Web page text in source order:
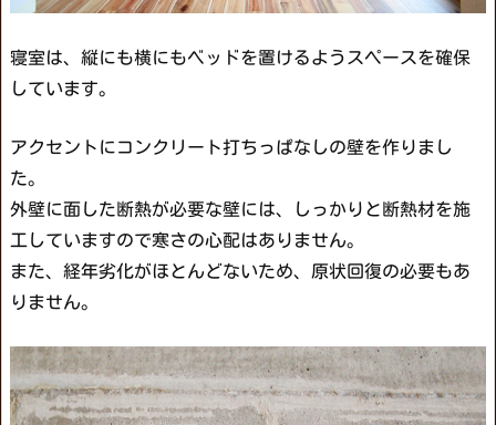
寝室は、縦にも横にもベッドを置けるようスペースを確保
しています。
アクセントにコンクリート打ちっぱなしの壁を作りまし
た。
外壁に面した断熱が必要な壁には、しっかりと断熱材を施
工していますので寒さの心配はありません。
また、経年劣化がほとんどないため、原状回復の必要もあ
りません。